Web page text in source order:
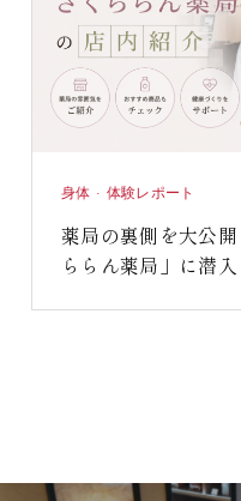
身体 · 体験レポート
薬局の裏側を大公
ららん薬局」に潜